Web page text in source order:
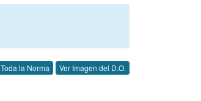
Toda la Norma Ver Imagen del D.O.